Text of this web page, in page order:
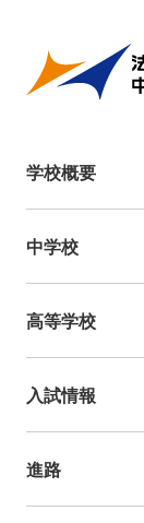
学校概要
中学校
高等学校
入試情報
進路